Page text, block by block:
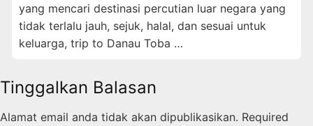
yang mencari destinasi percutian luar negara yang
tidak terlalu jauh, sejuk, halal, dan sesuai untuk
keluarga, trip to Danau Toba …
Tinggalkan Balasan
Alamat email anda tidak akan dipublikasikan. Required